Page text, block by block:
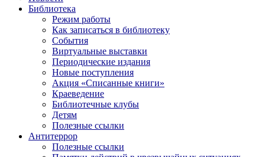
Библиотека
Режим работы
Как записаться в библиотеку
События
Виртуальные выставки
Периодические издания
Новые поступления
Акция «Списанные книги»
Краеведение
Библиотечные клубы
Детям
Полезные ссылки
Антитеррор
Полезные ссылки